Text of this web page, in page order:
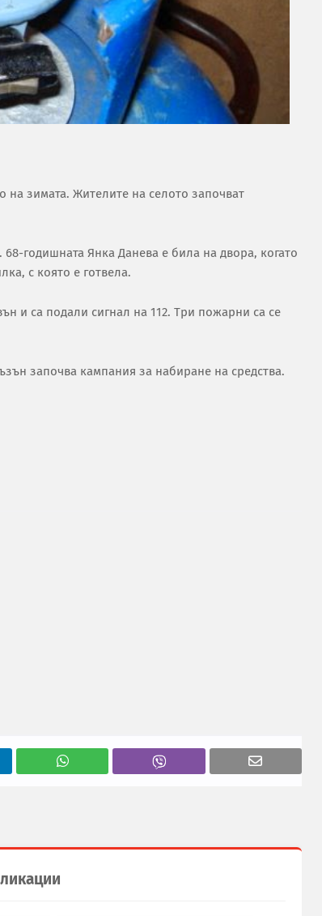
зимата. Жителите на селото започват
годишната Янка Данева е била на двора, когато
с която е готвела.
и са подали сигнал на 112. Три пожарни са се
започва кампания за набиране на средства.